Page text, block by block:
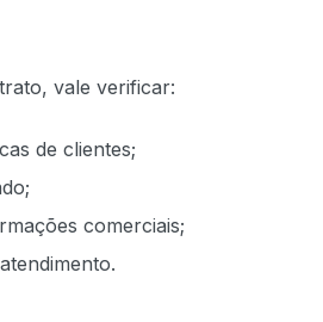
vale verificar:
de clientes;
comerciais;